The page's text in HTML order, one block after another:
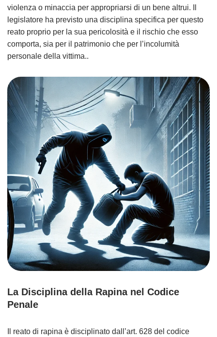
violenza o minaccia per appropriarsi di un bene altrui. Il
legislatore ha previsto una disciplina specifica per questo
reato proprio per la sua pericolosità e il rischio che esso
comporta, sia per il patrimonio che per l’incolumità
personale della vittima..
La Disciplina della Rapina nel Codice
Penale
Il reato di rapina è disciplinato dall’art. 628 del codice